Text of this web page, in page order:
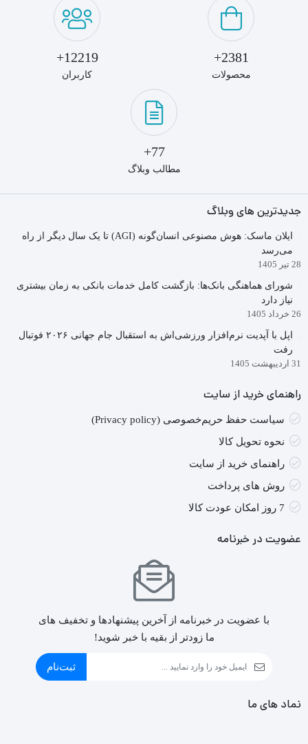
2381+
محصولات
12219+
کاربران
77+
مطالب وبلاگ
جدیدترین های وبلاگ
ایلان ماسک: هوش مصنوعی انسان‌گونه (AGI) تا یک سال دیگر از راه
می‌رسد
28 تیر 1405
شورای هماهنگی بانک‌ها: بازگشت کامل خدمات بانکی به زمان بیشتری
نیاز دارد
26 خرداد 1405
اپل با آپدیت نرم‌افزار ورزشی‌اش به استقبال جام جهانی ۲۰۲۶ فوتبال
رفت
31 اردیبهشت 1405
راهنمای خرید از سایت
سیاست حفظ حریم‌خصوصی (Privacy policy)
نحوه تحویل کالا
راهنمای خرید از سایت
روش های پرداخت
7 روز امکان عودت کالا
عضویت در خبرنامه
با عضویت در خبرنامه از آخرین پیشنهادها و تخفیف های
ما زودتر از بقیه با خبر شوید!
ثبت‌نام
نماد های ما